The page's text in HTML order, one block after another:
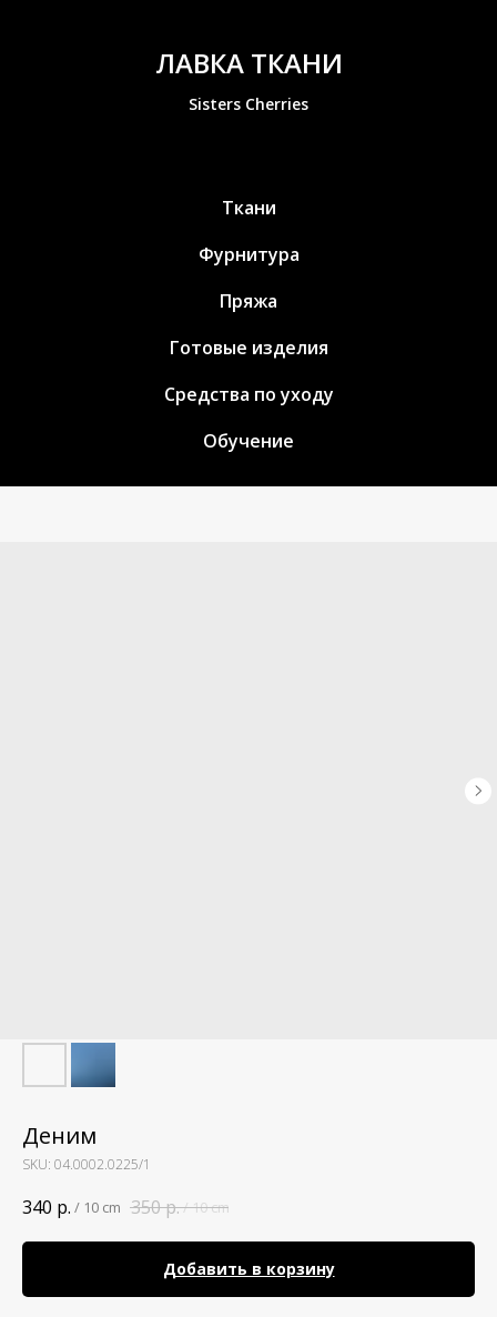
ЛАВКА ТКАНИ
Sisters Cherries
Ткани
Фурнитура
Пряжа
Готовые изделия
Средства по уходу
Обучение
Деним
SKU: 04.0002.0225/1
340 р. / 10 cm 350р./10 cm
Добавить в корзину